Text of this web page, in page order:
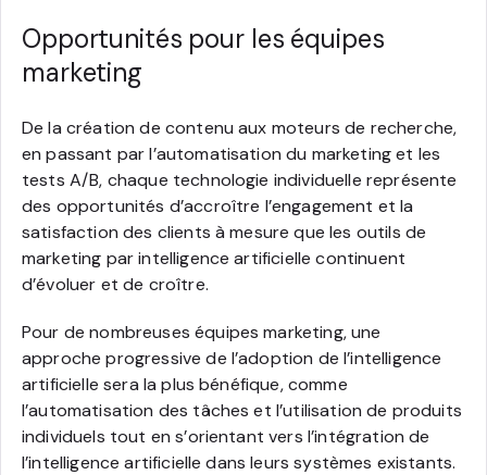
Opportunités pour les équipes
marketing
De la création de contenu aux moteurs de recherche,
en passant par l’automatisation du marketing et les
tests A/B, chaque technologie individuelle représente
des opportunités d’accroître l’engagement et la
satisfaction des clients à mesure que les outils de
marketing par intelligence artificielle continuent
d’évoluer et de croître.
Pour de nombreuses équipes marketing, une
approche progressive de l’adoption de l’intelligence
artificielle sera la plus bénéfique, comme
l’automatisation des tâches et l’utilisation de produits
individuels tout en s’orientant vers l’intégration de
l’intelligence artificielle dans leurs systèmes existants.